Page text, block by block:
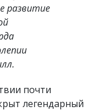
развитие
почти
легендарный